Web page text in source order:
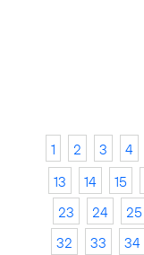
1 2 3 4
13
14 15
23
24 25
32
33 34